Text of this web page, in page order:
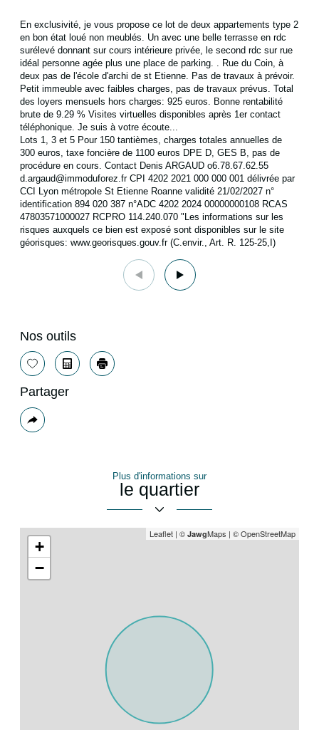
En exclusivité, je vous propose ce lot de deux appartements type 2
en bon état loué non meublés. Un avec une belle terrasse en rdc
surélevé donnant sur cours intérieure privée, le second rdc sur rue
idéal personne agée plus une place de parking. . Rue du Coin, à
deux pas de l'école d'archi de st Etienne. Pas de travaux à prévoir.
Petit immeuble avec faibles charges, pas de travaux prévus. Total
des loyers mensuels hors charges: 925 euros. Bonne rentabilité
brute de 9.29 % Visites virtuelles disponibles après 1er contact
téléphonique. Je suis à votre écoute...
Lots 1, 3 et 5 Pour 150 tantièmes, charges totales annuelles de
300 euros, taxe foncière de 1100 euros DPE D, GES B, pas de
procédure en cours. Contact Denis ARGAUD o6.78.67.62.55
d.argaud@immoduforez.fr CPI 4202 2021 000 000 001 délivrée par
CCI Lyon métropole St Etienne Roanne validité 21/02/2027 n°
identification 894 020 387 n°ADC 4202 2024 00000000108 RCAS
47803571000027 RCPRO 114.240.070 "Les informations sur les
risques auxquels ce bien est exposé sont disponibles sur le site
géorisques: www.georisques.gouv.fr (C.envir., Art. R. 125-25,I)
Nos outils
SélectionnerCalculatriceImprimer
Partager
Plus
de
Plus d'informations sur
le quartier
+
−
Leaflet | © JawgMaps | © OpenStreetMap